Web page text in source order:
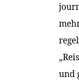
und